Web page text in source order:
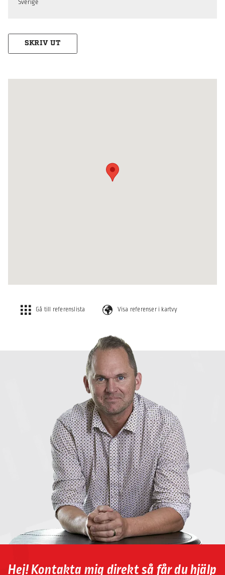
Sverige
SKRIV UT
Gå till referenslista Visa referenser i kartvy
Hej! Kontakta mig direkt så får du hjälp